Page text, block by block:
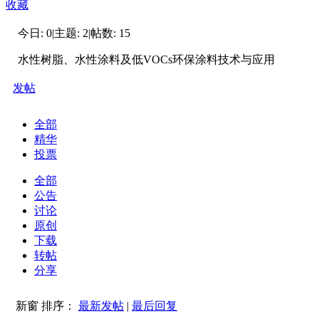
收藏
今日: 0|主题: 2|帖数: 15
水性树脂、水性涂料及低VOCs环保涂料技术与应用
发帖
全部
精华
投票
全部
公告
讨论
原创
下载
转帖
分享
新窗 排序： 最新发帖 | 最后回复